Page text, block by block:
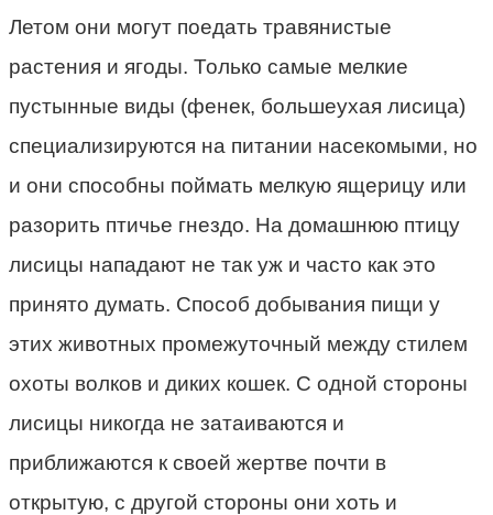
Летом они могут поедать травянистые
растения и ягоды. Только самые мелкие
пустынные виды (фенек, большеухая лисица)
специализируются на питании насекомыми, но
и они способны поймать мелкую ящерицу или
разорить птичье гнездо. На домашнюю птицу
лисицы нападают не так уж и часто как это
принято думать. Способ добывания пищи у
этих животных промежуточный между стилем
охоты волков и диких кошек. С одной стороны
лисицы никогда не затаиваются и
приближаются к своей жертве почти в
открытую, с другой стороны они хоть и